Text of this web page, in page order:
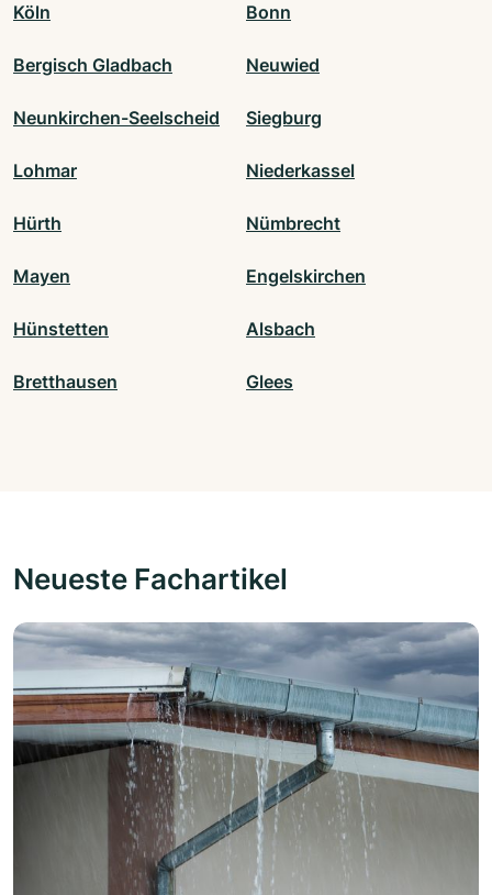
Köln Bonn
Bergisch Gladbach Neuwied
Neunkirchen-Seelscheid Siegburg
Lohmar Niederkassel
Hürth Nümbrecht
Mayen Engelskirchen
Hünstetten Alsbach
Bretthausen Glees
Neueste Fachartikel